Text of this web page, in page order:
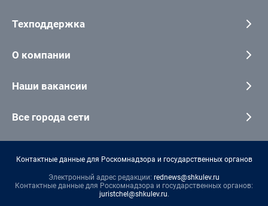
Техподдержка
О компании
Наши вакансии
Все города сети
Контактные данные для Роскомнадзора и государственных органов
Электронный адрес редакции: rednews@shkulev.ru
Контактные данные для Роскомнадзора и государственных органов:
juristchel@shkulev.ru.